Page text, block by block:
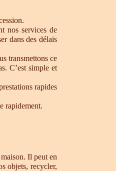
nos services de
dans des délais
transmettons ce
C’est simple et
rapides
rapidement.
Il peut en
objets, recycler,